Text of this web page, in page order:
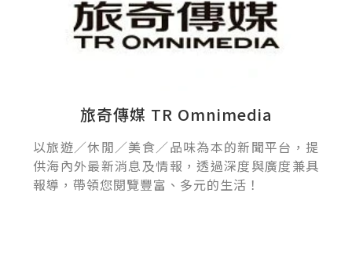
旅奇傳媒 TR Omnimedia
以旅遊／休閒／美食／品味為本的新聞平台，提
供海內外最新消息及情報，透過深度與廣度兼具
報導，帶領您閱覽豐富、多元的生活！